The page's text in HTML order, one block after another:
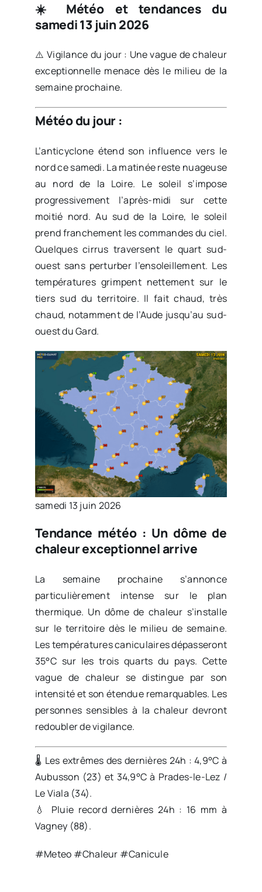
☀️ Météo et tendances du
samedi 13 juin 2026
⚠️ Vigilance du jour : Une vague de chaleur
exceptionnelle menace dès le milieu de la
semaine prochaine.
Météo du jour :
L’anticyclone étend son influence vers le
nord ce samedi. La matinée reste nuageuse
au nord de la Loire. Le soleil s’impose
progressivement l’après-midi sur cette
moitié nord. Au sud de la Loire, le soleil
prend franchement les commandes du ciel.
Quelques cirrus traversent le quart sud-
ouest sans perturber l’ensoleillement. Les
températures grimpent nettement sur le
tiers sud du territoire. Il fait chaud, très
chaud, notamment de l’Aude jusqu’au sud-
ouest du Gard.
samedi 13 juin 2026
Tendance météo : Un dôme de
chaleur exceptionnel arrive
La semaine prochaine s’annonce
particulièrement intense sur le plan
thermique. Un dôme de chaleur s’installe
sur le territoire dès le milieu de semaine.
Les températures caniculaires dépasseront
35°C sur les trois quarts du pays. Cette
vague de chaleur se distingue par son
intensité et son étendue remarquables. Les
personnes sensibles à la chaleur devront
redoubler de vigilance.
🌡️ Les extrêmes des dernières 24h : 4,9°C à
Aubusson (23) et 34,9°C à Prades-le-Lez /
Le Viala (34).
💧 Pluie record dernières 24h : 16 mm à
Vagney (88).
#Meteo #Chaleur #Canicule